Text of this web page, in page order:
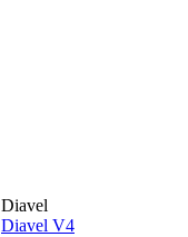
Diavel
Diavel V4